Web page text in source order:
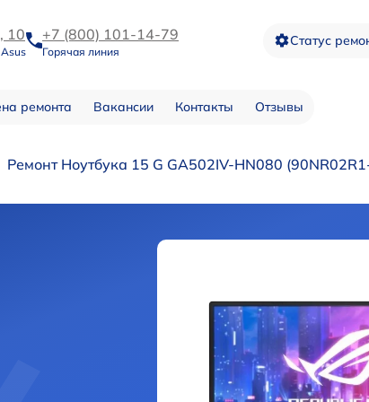
10 +7 (800) 101-14-79
Горячая линия
Статус
ремонта Вакансии Контакты Отзывы
Ремонт Ноутбука 15 G GA502IV-HN080